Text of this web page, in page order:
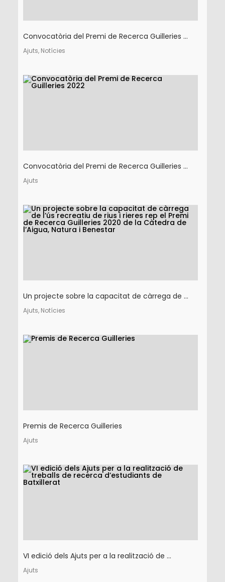
Convocatòria del Premi de Recerca Guilleries ...
Ajuts, Notícies
Convocatòria del Premi de Recerca Guilleries ...
Ajuts
Un projecte sobre la capacitat de càrrega de ...
Ajuts, Notícies
Premis de Recerca Guilleries
Ajuts
VI edició dels Ajuts per a la realització de ...
Ajuts